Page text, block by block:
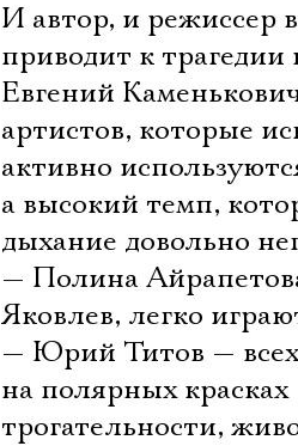
И автор, и режиссер
приводит к
Евгений
артистов, которые
активно
а высокий темп,
дыхание довольно
— Полина
Яковлев, легко
— Юрий Титов — всех
на полярных
трогательности,